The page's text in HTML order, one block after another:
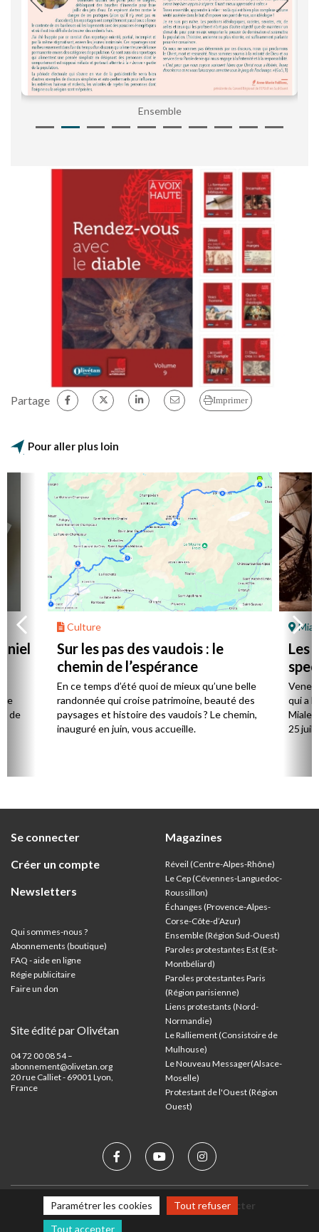
Ensemble
Partage Imprimer
Pour aller plus loin
de
Culture
Sur les pas des vaudois : le
chemin de l’espérance
En ce temps d’été quoi de mieux qu’une belle
randonnée qui croise patrimoine, beauté des
paysages et histoire des vaudois ? Le chemin,
inauguré en juin, vous accueille.
Les
qui a
25
Se connecter
Créer un compte
Newsletters
Qui sommes-nous ?
Abonnements (boutique)
FAQ - aide en ligne
Régie publicitaire
Faire un don
Site édité par Olivétan
04 72 00 08 54 –
abonnement@olivetan.org
20 rue Calliet - 69001 Lyon,
France
Magazines
Réveil (Centre-Alpes-Rhône)
Le Cep (Cévennes-Languedoc-
Roussillon)
Échanges (Provence-Alpes-
Corse-Côte-d’Azur)
Ensemble (Région Sud-Ouest)
Paroles protestantes Est (Est-
Montbéliard)
Paroles protestantes Paris
(Région parisienne)
Liens protestants (Nord-
Normandie)
Le Ralliement (Consistoire de
Mulhouse)
Le Nouveau Messager(Alsace-
Moselle)
Protestant de l'Ouest (Région
Ouest)
Mentions légales Nous contacter
Paramétrer les cookies
Tout refuser
Tout accepter